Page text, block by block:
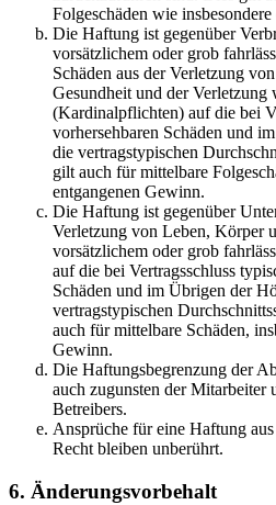
Folgeschäden wie
Die Haftung ist gegenüber
vorsätzlichem oder grob
Schäden aus der Verletzung
Gesundheit und der Verletzung
(Kardinalpflichten) auf die bei
vorhersehbaren Schäden und
die vertragstypischen
gilt auch für mittelbare
entgangenen Gewinn.
Die Haftung ist gegenüber
Verletzung von Leben, Körper
vorsätzlichem oder grob
auf die bei Vertragsschluss
Schäden und im Übrigen der
vertragstypischen
auch für mittelbare Schäden,
Gewinn.
Die Haftungsbegrenzung der
auch zugunsten der Mitarbeiter
Betreibers.
Ansprüche für eine Haftung
Recht bleiben unberührt.
6. Änderungsvorbehalt